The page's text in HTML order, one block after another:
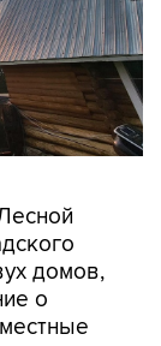
домов,
о